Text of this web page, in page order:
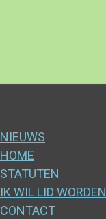
NIEUWS
HOME
STATUTEN
IK WIL LID WORDEN
CONTACT